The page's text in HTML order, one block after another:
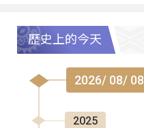
歷史上的今天
2026/ 08/ 08
2025